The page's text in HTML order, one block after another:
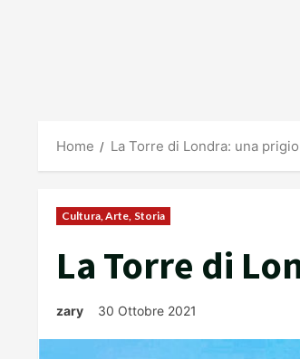
Home La Torre di Londra: una
Cultura, Arte, Storia
La Torre di
zary 30 Ottobre 2021